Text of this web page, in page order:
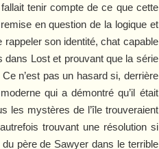
tenir compte de ce que cette
en question de la logique et
son identité, chat capable
dans Lostet prouvant que la série
n’est pas un hasard si, derrière
qui a démontré qu’il était
les mystères de l’île trouveraient
trouvant une résolution si
père de Sawyer dans le terrible